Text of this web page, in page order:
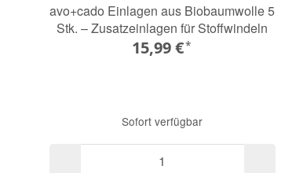
avo+cado Einlagen aus Biobaumwolle 5
Stk. – Zusatzeinlagen für Stoffwindeln
15,99 €*
Sofort verfügbar